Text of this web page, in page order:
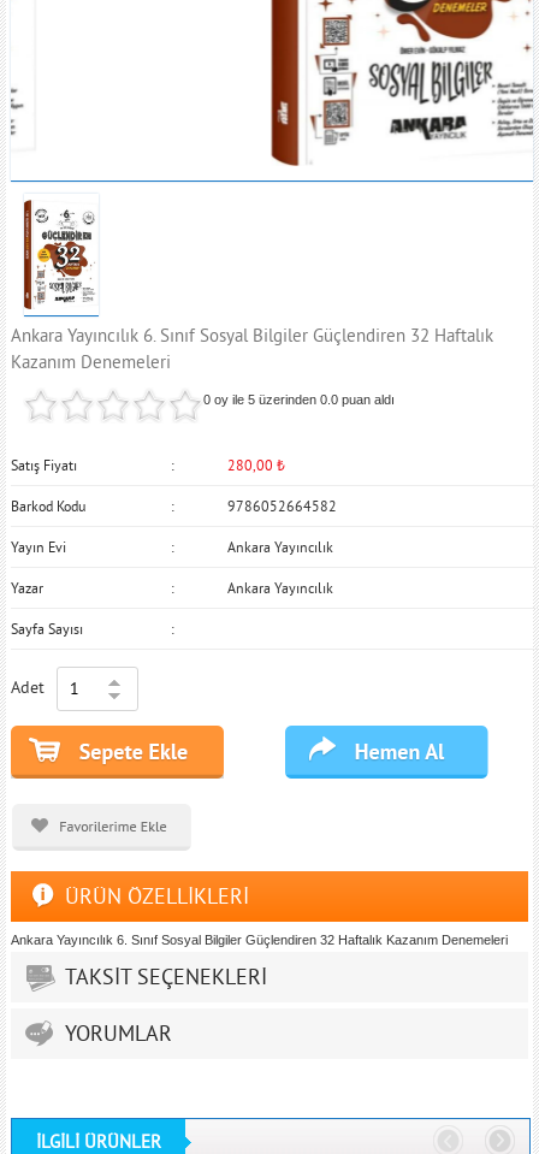
Ankara Yayıncılık 6. Sınıf Sosyal Bilgiler Güçlendiren 32 Haftalık
Kazanım Denemeleri
0 oy ile 5 üzerinden0.0 puan aldı
Satış Fiyatı 280,00 ₺
Barkod Kodu 9786052664582
Yayın Evi Ankara Yayıncılık
Yazar Ankara Yayıncılık
Sayfa Sayısı
Adet
ÜRÜN ÖZELLİKLERİ
Ankara Yayıncılık 6. Sınıf Sosyal Bilgiler Güçlendiren 32 Haftalık Kazanım Denemeleri
TAKSİT SEÇENEKLERİ
YORUMLAR
İLGİLİ ÜRÜNLER